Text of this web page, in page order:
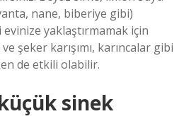
nane, biberiye gibi)
yaklaştırmamak için
şeker karışımı, karıncalar gibi
de etkili olabilir.
sinek